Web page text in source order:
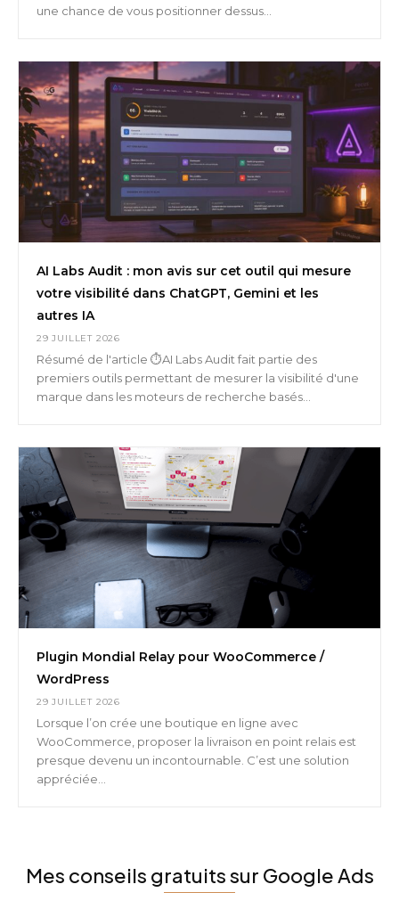
une chance de vous positionner dessus...
AI Labs Audit : mon avis sur cet outil qui mesure
votre visibilité dans ChatGPT, Gemini et les
autres IA
29 JUILLET 2026
Résumé de l'article ⏱️AI Labs Audit fait partie des
premiers outils permettant de mesurer la visibilité d'une
marque dans les moteurs de recherche basés...
Plugin Mondial Relay pour WooCommerce /
WordPress
29 JUILLET 2026
Lorsque l’on crée une boutique en ligne avec
WooCommerce, proposer la livraison en point relais est
presque devenu un incontournable. C’est une solution
appréciée...
Mes conseils gratuits sur Google Ads